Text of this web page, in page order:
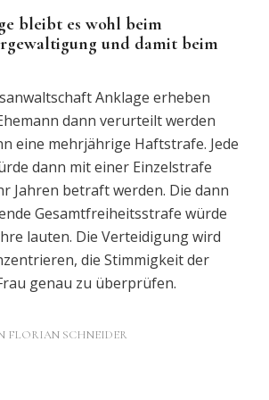
bleibt es wohl beim
und damit beim
Anklage erheben
dann verurteilt werden
eine mehrjährige Haftstrafe. Jede
dann mit einer Einzelstrafe
Jahren betraft werden. Die dann
Gesamtfreiheitsstrafe würde
lauten. Die Verteidigung wird
die Stimmigkeit der
genau zu überprüfen.
FLORIAN SCHNEIDER